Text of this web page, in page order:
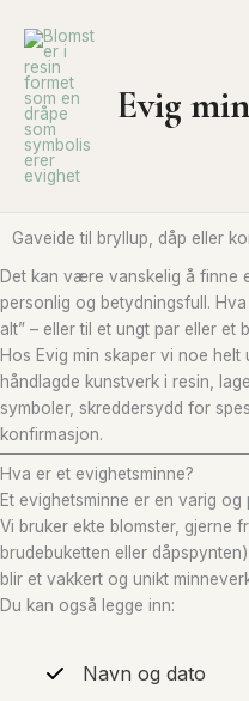
innholdet
Evig min
Gaveide til bryllup, dåp eller
Det kan være vanskelig å finne
personlig og betydningsfull.
alt” – eller til et ungt par eller et
Hos Evig min skaper vi noe helt
håndlagde kunstverk i resin,
symboler, skreddersydd for
konfirmasjon.
Hva er et evighetsminne?
Et evighetsminne er en varig og
Vi bruker ekte blomster, gjerne
brudebuketten eller
blir et vakkert og unikt
Du kan også legge inn:
Navn og dato